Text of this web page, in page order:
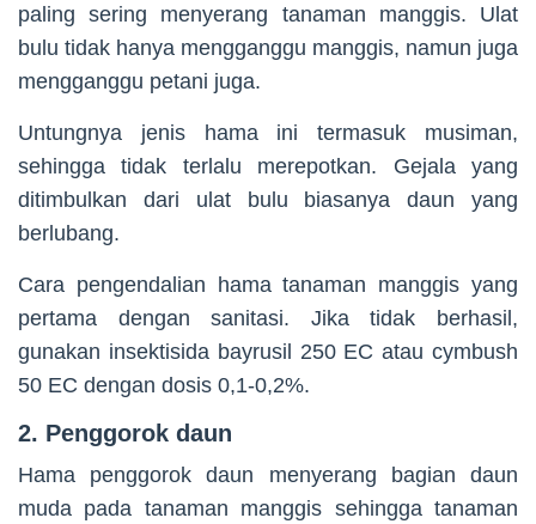
paling sering menyerang tanaman manggis. Ulat
bulu tidak hanya mengganggu manggis, namun juga
mengganggu petani juga.
Untungnya jenis hama ini termasuk musiman,
sehingga tidak terlalu merepotkan. Gejala yang
ditimbulkan dari ulat bulu biasanya daun yang
berlubang.
Cara pengendalian hama tanaman manggis yang
pertama dengan sanitasi. Jika tidak berhasil,
gunakan insektisida bayrusil 250 EC atau cymbush
50 EC dengan dosis 0,1-0,2%.
2. Penggorok daun
Hama penggorok daun menyerang bagian daun
muda pada tanaman manggis sehingga tanaman